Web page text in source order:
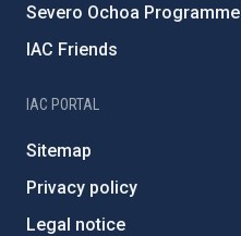
Severo Ochoa Programme
IAC Friends
IAC PORTAL
Sitemap
Privacy policy
Legal notice